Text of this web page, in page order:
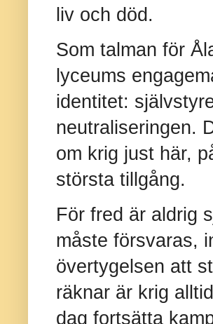
liv och död.
Som talman för
lyceums
identitet:
neutraliseringen.
om krig just här,
största tillgång.
För fred är aldrig
måste försvaras,
övertygelsen att
räknar är krig
dag fortsätta